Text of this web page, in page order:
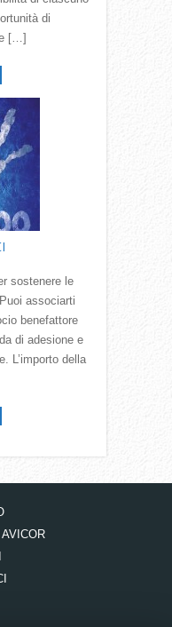
di
[…]
sostenere le
associarti
benefattore
di adesione e
L’importo della